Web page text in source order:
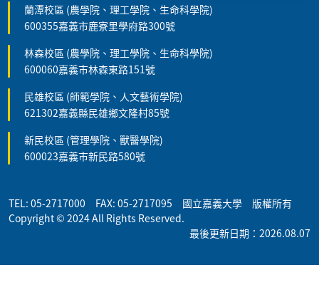
蘭潭校區 (農學院、理工學院、生命科學院)
600355嘉義市鹿寮里學府路300號
林森校區 (農學院、理工學院、生命科學院)
600060嘉義市林森東路151號
民雄校區 (師範學院、人文藝術學院)
621302嘉義縣民雄鄉文隆村85號
新民校區 (管理學院、獸醫學院)
600023嘉義市新民路580號
TEL: 05-2717000 FAX: 05-2717095 國立嘉義大學 版權所有
Copyright © 2024 All Rights Reserved.
最後更新日期：2026.08.07